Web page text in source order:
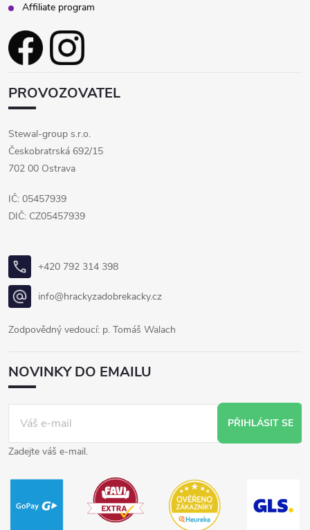
Affiliate program
PROVOZOVATEL
Stewal-group s.r.o.
Českobratrská 692/15
702 00 Ostrava
IČ: 05457939
DIČ: CZ05457939
+420 792 314 398
info@hrackyzadobrekacky.cz
Zodpovědný vedoucí: p. Tomáš Walach
NOVINKY DO EMAILU
PŘIHLÁSIT SE
Zadejte váš e-mail.